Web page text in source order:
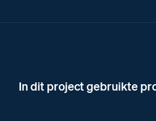
In dit project gebruikte